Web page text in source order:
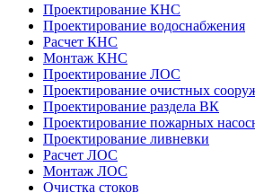
Проектирование КНС
Проектирование водоснабжения
Расчет КНС
Монтаж КНС
Проектирование ЛОС
Проектирование очистных
Проектирование раздела ВК
Проектирование пожарных
Проектирование ливневки
Расчет ЛОС
Монтаж ЛОС
Очистка стоков